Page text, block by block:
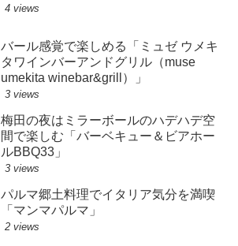
4 views
バール感覚で楽しめる「ミュゼ ウメキ
タワインバーアンドグリル（muse
umekita winebar&grill）」
3 views
梅田の夜はミラーボールのハデハデ空
間で楽しむ「バーベキュー＆ビアホー
ルBBQ33」
3 views
パルマ郷土料理でイタリア気分を満喫
「マンマパルマ」
2 views